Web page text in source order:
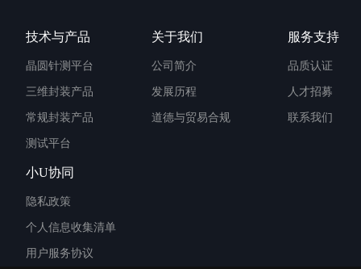
技术与产品
晶圆针测平台
三维封装产品
常规封装产品
测试平台
关于我们
公司简介
发展历程
道德与贸易合规
服务支持
品质认证
人才招募
联系我们
小U协同
隐私政策
个人信息收集清单
用户服务协议